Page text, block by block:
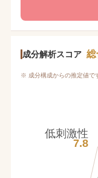
成分解析スコア 総
※ 成分構成からの推定値で
低刺激性
7.8